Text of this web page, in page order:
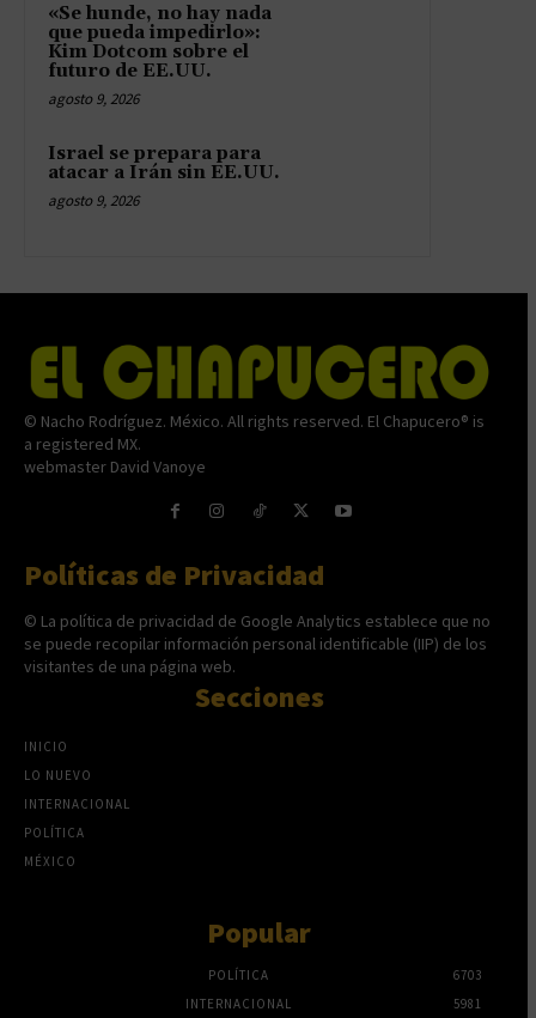
«Se hunde, no hay nada
que pueda impedirlo»:
Kim Dotcom sobre el
futuro de EE.UU.
agosto 9, 2026
Israel se prepara para
atacar a Irán sin EE.UU.
agosto 9, 2026
© Nacho Rodríguez. México. All rights reserved. El Chapucero® is
a registered MX.
webmaster David Vanoye
Políticas de Privacidad
© La política de privacidad de Google Analytics establece que no
se puede recopilar información personal identificable (IIP) de los
visitantes de una página web.
Secciones
INICIO
LO NUEVO
INTERNACIONAL
POLÍTICA
MÉXICO
Popular
POLÍTICA
6703
INTERNACIONAL
5981